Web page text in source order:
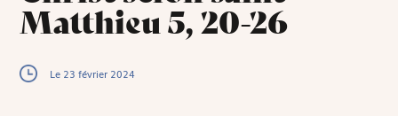
Matthieu 5, 20-26
Le 23 février 2024